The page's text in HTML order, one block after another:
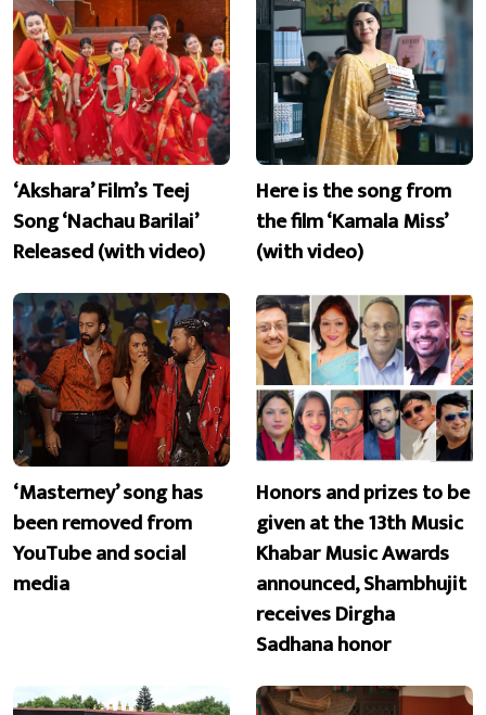
‘Akshara’ Film’s Teej
Song ‘Nachau Barilai’
Released (with video)
Here is the song from
the film ‘Kamala Miss’
(with video)
‘Masterney’ song has
been removed from
YouTube and social
media
Honors and prizes to be
given at the 13th Music
Khabar Music Awards
announced, Shambhujit
receives Dirgha
Sadhana honor